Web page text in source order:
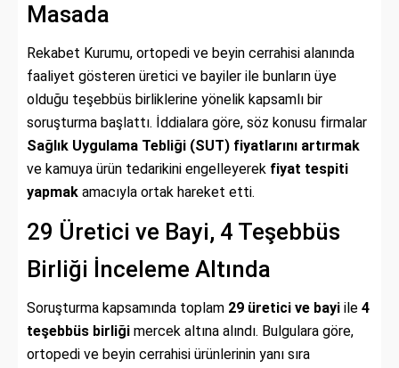
Masada
Rekabet Kurumu, ortopedi ve beyin cerrahisi alanında
faaliyet gösteren üretici ve bayiler ile bunların üye
olduğu teşebbüs birliklerine yönelik kapsamlı bir
soruşturma başlattı. İddialara göre, söz konusu firmalar
Sağlık Uygulama Tebliği (SUT) fiyatlarını artırmak
ve kamuya ürün tedarikini engelleyerek fiyat tespiti
yapmak amacıyla ortak hareket etti.
29 Üretici ve Bayi, 4 Teşebbüs
Birliği İnceleme Altında
Soruşturma kapsamında toplam 29 üretici ve bayi ile 4
teşebbüs birliği mercek altına alındı. Bulgulara göre,
ortopedi ve beyin cerrahisi ürünlerinin yanı sıra